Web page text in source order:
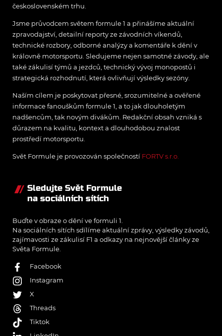
československém trhu.
Jsme průvodcem světem formule 1 a přinášíme aktuální
zpravodajství, detailní reporty ze závodních víkendů,
technické rozbory, odborné analýzy a komentáře k dění v
královně motorsportu. Sledujeme nejen samotné závody, ale
také zákulisí týmů a jezdců, technický vývoj monopostů i
strategická rozhodnutí, která ovlivňují výsledky sezóny.
Naším cílem je poskytovat přesné, srozumitelné a ověřené
informace fanouškům formule 1, a to jak dlouholetým
nadšencům, tak novým divákům. Redakční obsah vzniká s
důrazem na kvalitu, kontext a dlouhodobou znalost
prostředí motorsportu.
Svět Formule je provozován společností FORTV s.r.o.
Sledujte Svět Formule
na sociálních sítích
Buďte v obraze o dění ve formuli 1.
Na sociálních sítích sdílíme aktuální zprávy, výsledky závodů,
zajímavosti ze zákulisí F1 a odkazy na nejnovější články ze
Světa Formule.
Facebook
Instagram
X
Threads
Tiktok